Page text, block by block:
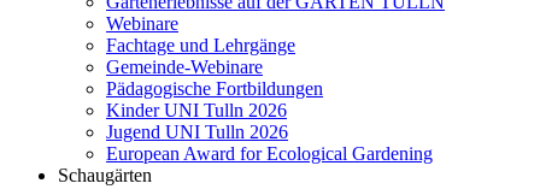
Webinare
Fachtage und Lehrgänge
Gemeinde-Webinare
Pädagogische Fortbildungen
Kinder UNI Tulln 2026
Jugend UNI Tulln 2026
European Award for Ecological Gardening
Schaugärten